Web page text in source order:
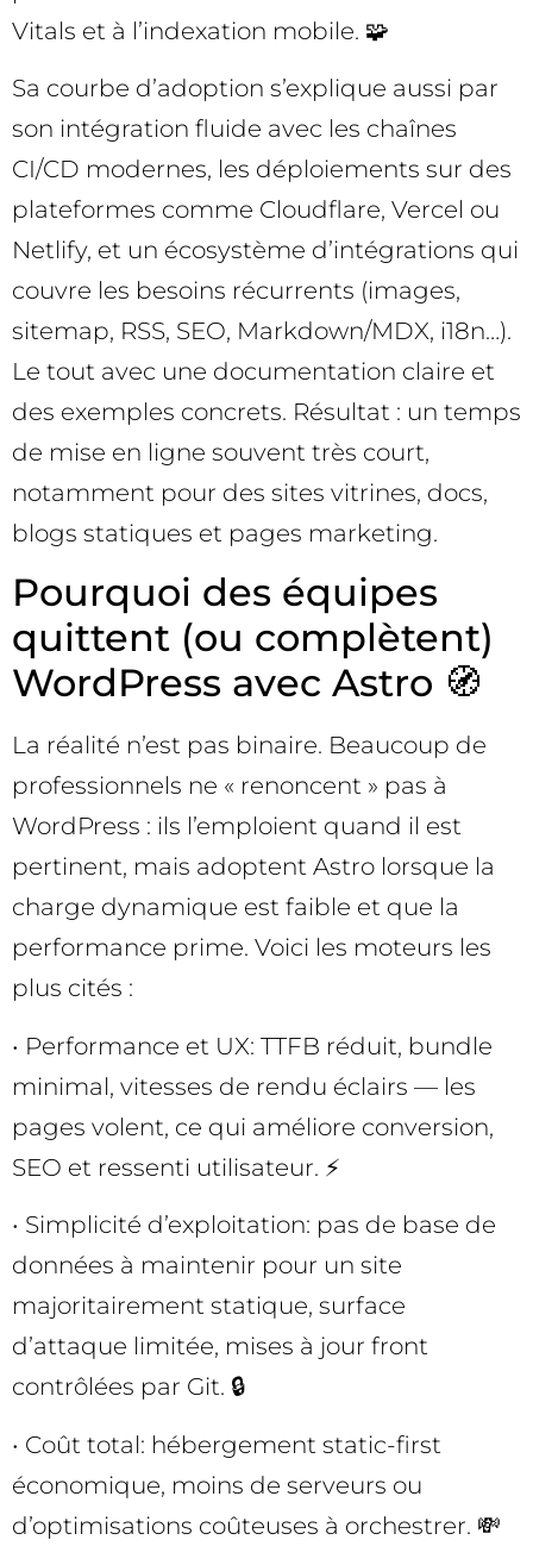
Vitals et à l’indexation mobile. 🧩
Sa courbe d’adoption s’explique aussi par
son intégration fluide avec les chaînes
CI/CD modernes, les déploiements sur des
plateformes comme Cloudflare, Vercel ou
Netlify, et un écosystème d’intégrations qui
couvre les besoins récurrents (images,
sitemap, RSS, SEO, Markdown/MDX, i18n…).
Le tout avec une documentation claire et
des exemples concrets. Résultat : un temps
de mise en ligne souvent très court,
notamment pour des sites vitrines, docs,
blogs statiques et pages marketing.
Pourquoi des équipes
quittent (ou complètent)
WordPress avec Astro 🧭
La réalité n’est pas binaire. Beaucoup de
professionnels ne « renoncent » pas à
WordPress : ils l’emploient quand il est
pertinent, mais adoptent Astro lorsque la
charge dynamique est faible et que la
performance prime. Voici les moteurs les
plus cités :
• Performance et UX: TTFB réduit, bundle
minimal, vitesses de rendu éclairs — les
pages volent, ce qui améliore conversion,
SEO et ressenti utilisateur. ⚡
• Simplicité d’exploitation: pas de base de
données à maintenir pour un site
majoritairement statique, surface
d’attaque limitée, mises à jour front
contrôlées par Git. 🔒
• Coût total: hébergement static-first
économique, moins de serveurs ou
d’optimisations coûteuses à orchestrer. 💸